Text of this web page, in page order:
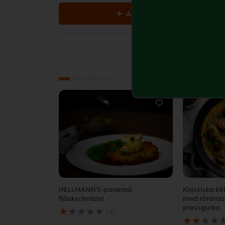
Add all to cart
HELLMANN’S-panerad
fläskschnitzel
Det
genomsnittliga
Klassiska
med
pressgurka
Det